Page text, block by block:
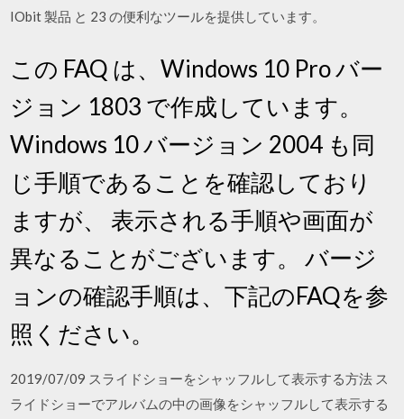
IObit 製品 と 23 の便利なツールを提供しています。
この FAQ は、Windows 10 Pro バー
ジョン 1803 で作成しています。
Windows 10 バージョン 2004 も同
じ手順であることを確認しており
ますが、 表示される手順や画面が
異なることがございます。 バージ
ョンの確認手順は、下記のFAQを参
照ください。
2019/07/09 スライドショーをシャッフルして表示する方法 ス
ライドショーでアルバムの中の画像をシャッフルして表示する